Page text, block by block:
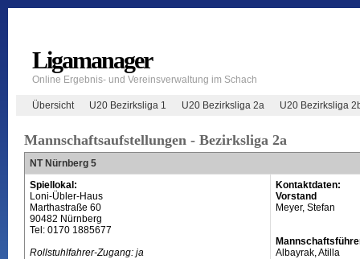
Ligamanager
Online Ergebnis- und Vereinsverwaltung im Schach
Übersicht U20 Bezirksliga 1 U20 Bezirksliga 2a U20 Bezirksliga
Mannschaftsaufstellungen - Bezirksliga 2a
NT Nürnberg 5
Spiellokal:
Loni-Übler-Haus
Marthastraße 60
90482 Nürnberg
Tel: 0170 1885677
Rollstuhlfahrer-Zugang: ja
Kontaktdaten:
Vorstand
Meyer, Stefan
Albayrak, Atilla